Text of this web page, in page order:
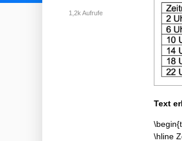
1,2k Aufrufe
Text
\hline